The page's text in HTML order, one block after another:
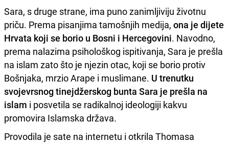
Sara, s druge strane, ima puno zanimljiviju životnu
priču. Prema pisanjima tamošnjih medija, ona je dijete
Hrvata koji se borio u Bosni i Hercegovini. Navodno,
prema nalazima psihološkog ispitivanja, Sara je prešla
na islam zato što je njezin otac, koji se borio protiv
Bošnjaka, mrzio Arape i muslimane. U trenutku
svojevrsnog tinejdžerskog bunta Sara je prešla na
islam i posvetila se radikalnoj ideologiji kakvu
promovira Islamska država.
Provodila je sate na internetu i otkrila Thomasa